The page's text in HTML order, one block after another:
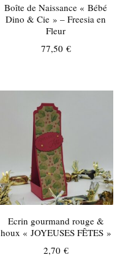
Boîte de Naissance « Bébé
Dino & Cie » – Freesia en
Fleur
77,50 €
Ecrin gourmand rouge &
houx « JOYEUSES FÊTES »
2,70 €